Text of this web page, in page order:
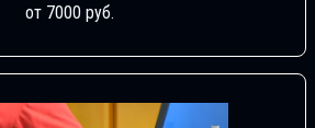
от 7000 руб.